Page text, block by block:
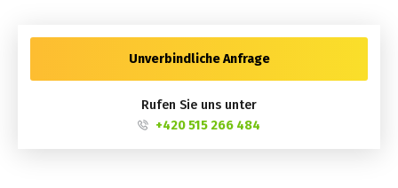
Unverbindliche Anfrage
Rufen Sie uns unter
+420 515 266 484